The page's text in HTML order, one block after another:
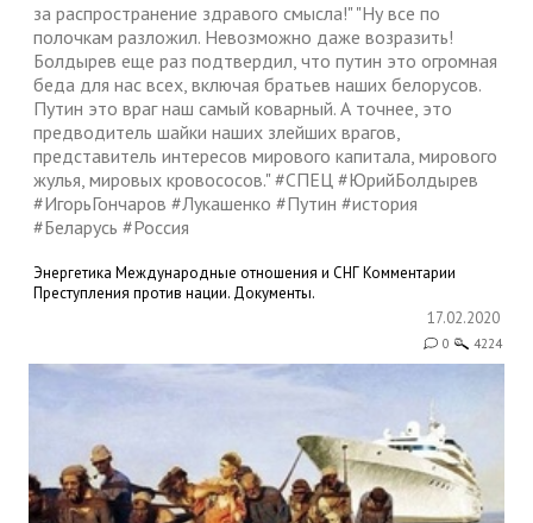
за распространение здравого смысла!" "Ну все по
полочкам разложил. Невозможно даже возразить!
Болдырев еще раз подтвердил, что путин это огромная
беда для нас всех, включая братьев наших белорусов.
Путин это враг наш самый коварный. А точнее, это
предводитель шайки наших злейших врагов,
представитель интересов мирового капитала, мирового
жулья, мировых кровососов." #СПЕЦ #ЮрийБолдырев
#ИгорьГончаров #Лукашенко #Путин #история
#Беларусь #Россия
Энергетика Международные отношения и СНГКомментарии
Преступления против нации. Документы.
17.02.2020
0 4224